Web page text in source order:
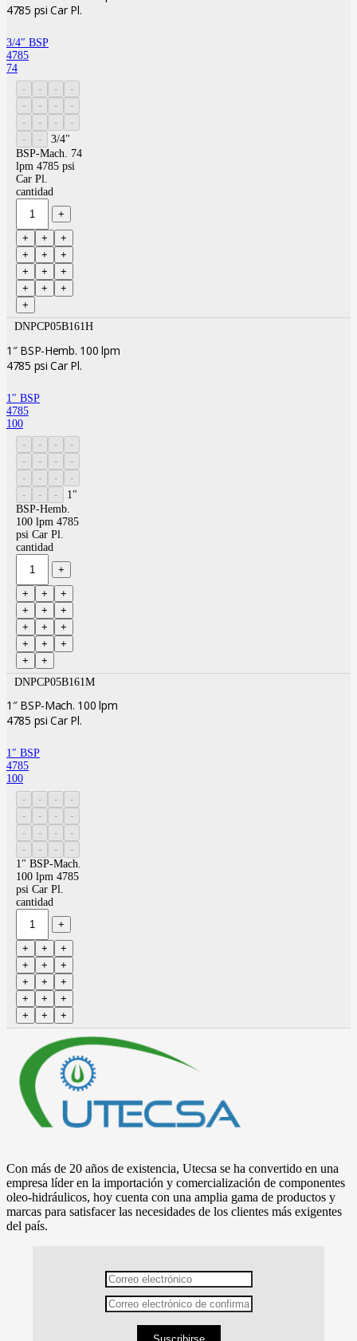
4785 psi Car Pl.
3/4″ BSP
4785
74
3/4"
BSP-Mach. 74
lpm 4785 psi
Car Pl.
cantidad
DNPCP05B161H
1″ BSP-Hemb. 100 lpm
4785 psi Car Pl.
1″ BSP
4785
100
1"
BSP-Hemb.
100 lpm 4785
psi Car Pl.
cantidad
DNPCP05B161M
1″ BSP-Mach. 100 lpm
4785 psi Car Pl.
1″ BSP
4785
100
1" BSP-Mach.
100 lpm 4785
psi Car Pl.
cantidad
Con más de 20 años de existencia, Utecsa se ha convertido en una
empresa líder en la importación y comercialización de componentes
oleo-hidráulicos, hoy cuenta con una amplia gama de productos y
marcas para satisfacer las necesidades de los clientes más exigentes
del país.